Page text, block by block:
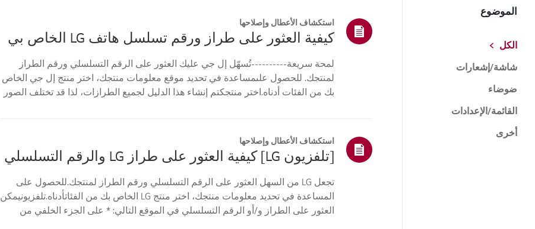
الموضوع
الكل
شاشة/إشعارات
ضوضاء
القائمة/الإعدادات
أخرى
استكشاف الأعطال وإصلاحها
كيفية العثور على طراز ورقم تسلسل هاتف LG الخاص بي
لمحة سريعة----------تُسهّل إل جي عليك العثور على الرقم التسلسلي ورقم الطراز
لمنتجك. للحصول علىمساعدة في تحديد موقع معلومات منتجك، اختر منتج إل جي الخاص
بك من الفئات أدناه.اختر منتجكتم إنشاء هذا الدليل لجميع الطرازات، لذا قد تختلف الصور
استكشاف الأعطال وإصلاحها
[تلفزيون LG] كيفية العثور على طراز LG والرقم التسلسلي
تجعل LG من السهل العثور على الرقم التسلسلي ورقم الطراز لمنتجك.للحصول على
المساعدة في تحديد معلومات منتجك، اختر منتج LG الخاص بك من الفئاتأدناه.تلفزيونيمكن
العثور على الطراز و/أو الرقم التسلسلي في الموقع التالي: * على الجزء الخلفي من